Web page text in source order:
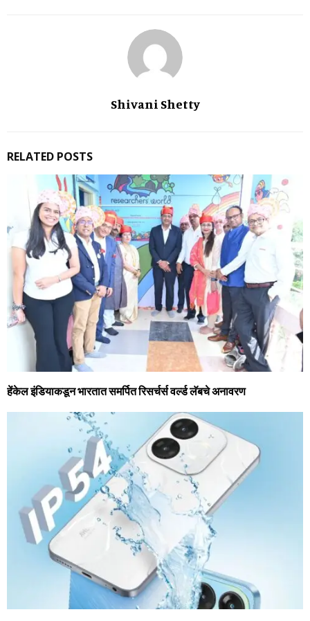
Shivani Shetty
RELATED POSTS
हेंकेल इंडियाकडून भारतात समर्पित रिसर्चर्स वर्ल्‍ड लॅबचे अनावरण